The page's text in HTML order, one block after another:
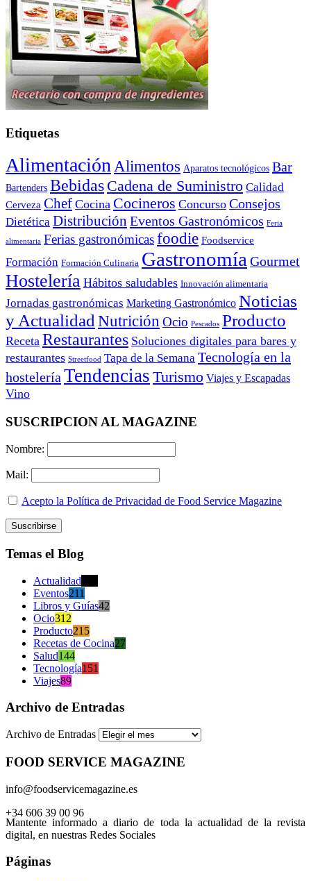
Etiquetas
Alimentación Alimentos Aparatos tecnológicos Bar
Bartenders Bebidas Cadena de Suministro Calidad
Cerveza Chef Cocina Cocineros Concurso Consejos
Dietética Distribución Eventos Gastronómicos Feria
alimentaria Ferias gastronómicasfoodie Foodservice
Formación Formación Culinaria Gastronomía Gourmet
Hostelería Hábitos saludables Innovación alimentaria
Jornadas gastronómicas Marketing Gastronómico Noticias
y Actualidad Nutrición Ocio Pescados Producto
Receta Restaurantes Soluciones digitales para bares y
restaurantes Streetfood Tapa de la Semana Tecnología en la
hostelería Tendencias Turismo Viajes y Escapadas
Vino
SUSCRIPCION AL MAGAZINE
Nombre:
Mail:
Acepto la Política de Privacidad de Food Service Magazine
Temas el Blog
Actualidad
Eventos211
Libros y Guías42
Ocio312
Producto215
Recetas de Cocina27
Salud144
Tecnología151
Viajes89
Archivo de Entradas
Archivo de Entradas
FOOD SERVICE MAGAZINE
info@foodservicemagazine.es
+34 606 39 00 96
Mantente informado a diario de toda la actualidad de la revista
digital, en nuestras Redes Sociales
Páginas